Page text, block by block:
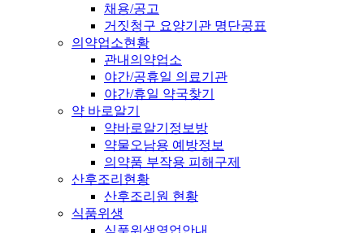
채용/공고
거짓청구 요양기관 명단공표
의약업소현황
관내의약업소
야간/공휴일 의료기관
야간/휴일 약국찾기
약 바로알기
약바로알기정보방
약물오남용 예방정보
의약품 부작용 피해구제
산후조리현황
산후조리원 현황
식품위생
식품위생영업안내